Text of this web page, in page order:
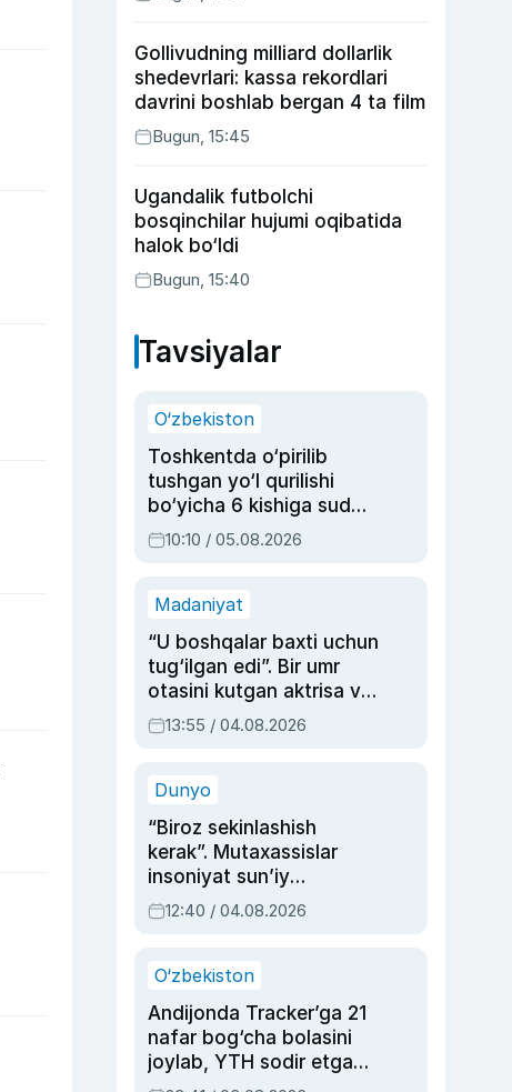
Gollivudning milliard dollarlik
shedevrlari: kassa rekordlari
davrini boshlab bergan 4 ta film
Bugun, 15:45
Ugandalik futbolchi
bosqinchilar hujumi oqibatida
halok bo‘ldi
Bugun, 15:40
Tavsiyalar
O‘zbekiston
Toshkentda o‘pirilib
tushgan yo‘l qurilishi
bo‘yicha 6 kishiga sud
hukmi o‘qildi
10:10 / 05.08.2026
Madaniyat
“U boshqalar baxti uchun
tug‘ilgan edi”. Bir umr
otasini kutgan aktrisa va
dublyaj ustasi Rimma
Ahmedovaning
13:55 / 04.08.2026
Dunyo
“Biroz sekinlashish
kerak”. Mutaxassislar
insoniyat sun’iy
intellektni boshqara
olmay qolishidan xavotir
12:40 / 04.08.2026
O‘zbekiston
Andijonda Tracker’ga 21
nafar bog‘cha bolasini
joylab, YTH sodir etgan
ayolga sud hukmi o‘qildi